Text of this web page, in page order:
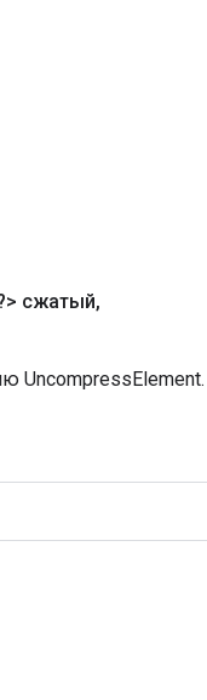
сжатый,
UncompressElement.